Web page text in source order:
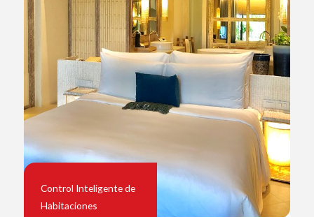
Control Inteligente de
Habitaciones